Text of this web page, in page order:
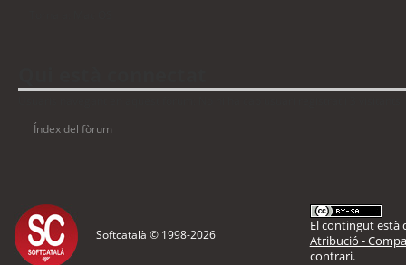
Índex del fòrum
Softcatalà © 1998-2026
El contingut està
Atribució -
contrari.